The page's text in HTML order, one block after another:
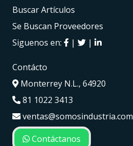
Buscar Artículos
Se Buscan Proveedores
Siguenos en:
| |
Contácto
Monterrey N.L., 64920
81 1022 3413
ventas@somosindustria.com
Contáctanos